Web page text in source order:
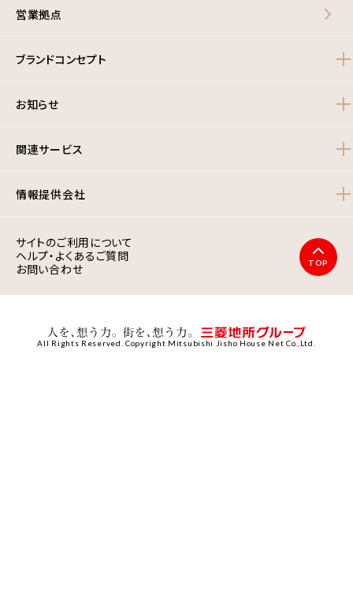
営業拠点
ブランドコンセプト
お知らせ
関連サービス
情報提供会社
サイトのご利用について
ヘルプ・よくあるご質問
お問い合わせ
TOP
All Rights Reserved. Copyright Mitsubishi Jisho House Net Co.,Ltd.